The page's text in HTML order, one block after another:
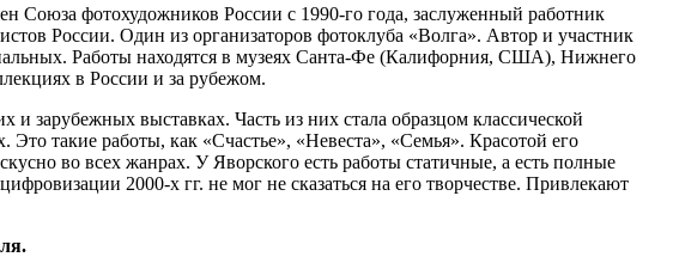
Союза фотохудожников России с 1990-го года, заслуженный работник
России. Один из организаторов фотоклуба «Волга». Автор и участник
Работы находятся в музеях Санта-Фе (Калифорния, США), Нижнего
в России и за рубежом.
зарубежных выставках. Часть из них стала образцом классической
такие работы, как «Счастье», «Невеста», «Семья». Красотой его
во всех жанрах. У Яворского есть работы статичные, а есть полные
2000-х гг. не мог не сказаться на его творчестве. Привлекают